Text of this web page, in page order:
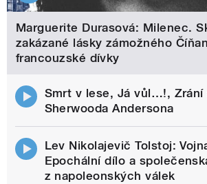
Marguerite Durasová: Milenec.
zakázané lásky zámožného
francouzské dívky
Smrt v lese, Já vůl…!, Zrání
Sherwooda Andersona
Lev Nikolajevič Tolstoj:
Epochální dílo a
z napoleonských válek